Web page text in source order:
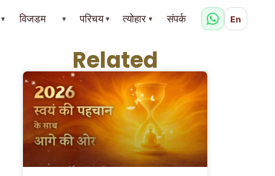
▾ विजडम ▾ परिचय ▾ त्योहार ▾ संपर्क En
Related